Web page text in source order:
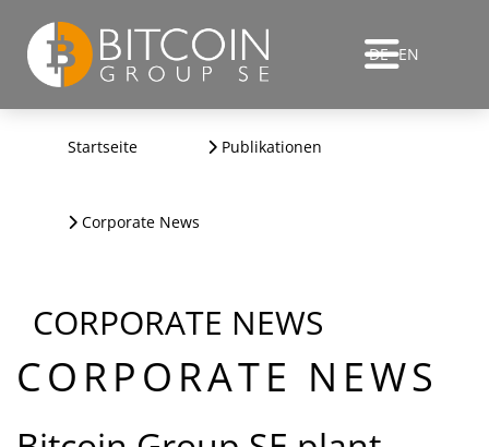
DE EN
Startseite Publikationen
Corporate News
CORPORATE NEWS
CORPORATE NEWS